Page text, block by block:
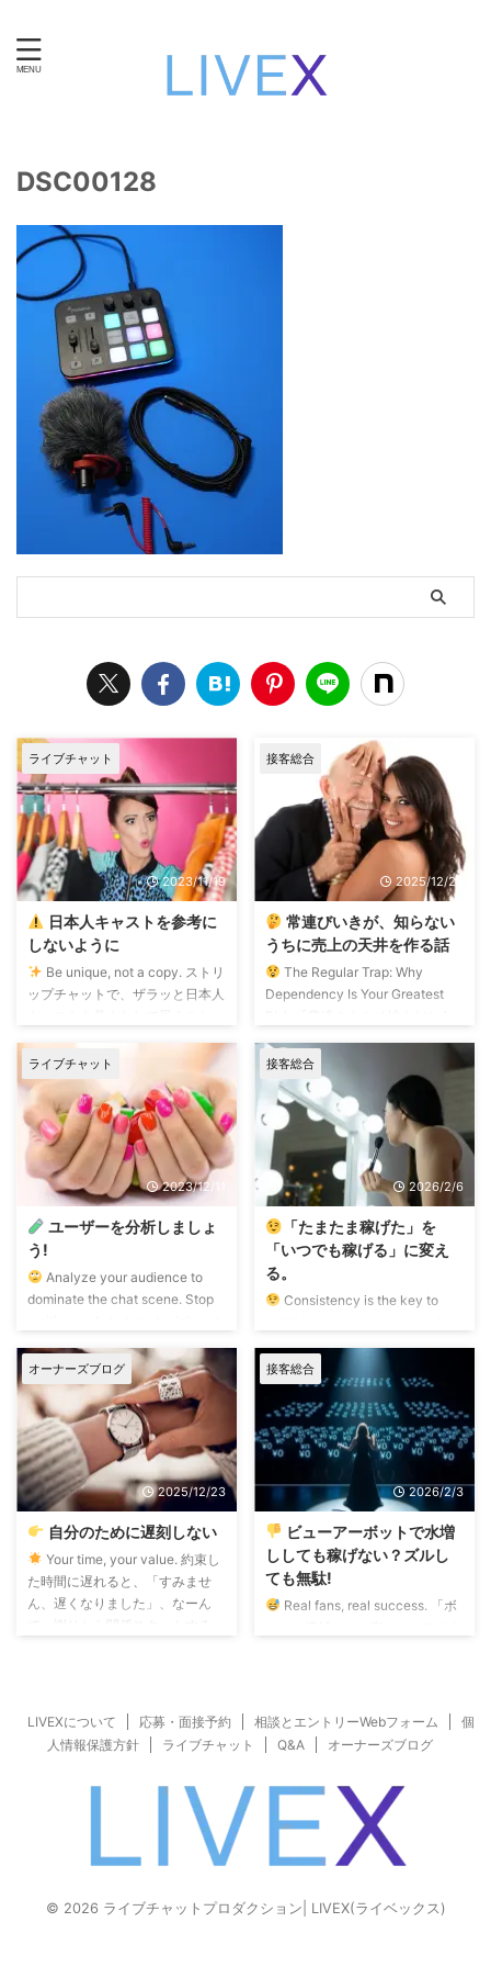
DSC00128
ライブチャット
2023/11/19
日本人キャストを参考に
しないように
Be unique, not a copy. ストリ
ップチャットで、ザラッと日本人
おきます。 ダサいッ! エッ! 日本
人ってこんなにファッションセン
スなかったの? と思ってしまう。
日本人キャスト100人見たら、99
人はダサい! マスクだからとサボ
った普段メイクに… バックリ背中
が開いたミニワンピの中に、 普
ックパンツを着てしまうダサさ
で、 思わず粗探しコメント書い
てあげようかと思うくらい。 し
か ...
接客総合
2025/12/29
常連びいきが、知らない
うちに売上の天井を作る話
The Regular Trap: Why
Dependency Is Your Greatest
んで配信に入ったら… 稼ぐために
は逆効果だった⁉ 今日はそんな
“配信あるある” から考えましょ
う。 毎回来てくれて、チップを
くれたり… 有料チャットに入って
くれたり。 常連（リピーター）
さんの存在は、本当にありがたい
いうのは、常連さんが少しずつ増
えていく配信です。 ただ、「常
連さ ...
ライブチャット
2023/12/11
ユーザーを分析しましょ
う!
Analyze your audience to
dominate the chat scene. Stop
い。 ライブチャットのユーザー
は、いくつかのグループ層に分け
ることができます。 第1グループ
メディアリテラシーも鋭く、遊び
慣れた、経済的に裕福な年輩の太
客層。 第2グループ ライブチャッ
トの遊びは覚えたてで、まあまあ
の準太客層。 第3グループ ライ
ブチャ ...
接客総合
2026/2/6
「たまたま稼げた」を
「いつでも稼げる」に変え
る。
Consistency is the key to
見かけることがありますが… 稼げ
た時の衣装を何回も何日も繰り返
し着て配信してる人。 リピータ
ーを増やしたいなら、それはNG
でしょう。 リピーターには2つの
パターンがあります。 パブリッ
チップは投げないし有料チャット
にも入らない無効客リピーター。
パブリックチャットでは毎回チッ
プをポンポン投げてくれて、 有
料チャットにも入ってくれる有効
客リピーター。 ...
オーナーズブログ
2025/12/23
自分のために遅刻しない
Your time, your value. 約束し
た時間に遅れると、「すみませ
ん、遅くなりました」、なーん
なったり… 場合によっては、しょ
っぱなから相手されなかった、な
んてこともある。 そんな失敗
たし、自分も若い頃、遅刻で失敗
した経験がたくさんあります。
だから、できるだけ約束時間の5
分前には、到着なり、準備完了な
接客総合
2026/2/3
ビューアーボットで水増
ししても稼げない？ズルし
ても無駄!
Real fans, real success. 「ボ
足を踏み入れると、 まず目に飛
び込んでくるのは 「ランキン
さんの人に見てもらいたい」
「早く上位にランクインした
い」。 そんな純粋な願いにつけ
込むように、 業界には古くから
す。 そもそも『ランキングに入
LIVEXについて 応募・面接予約 相談とエントリーWebフォーム
個
人情報保護方針
ライブチャット Q&A オーナーズブログ
© 2026 ライブチャットプロダクション| LIVEX(ライベックス)